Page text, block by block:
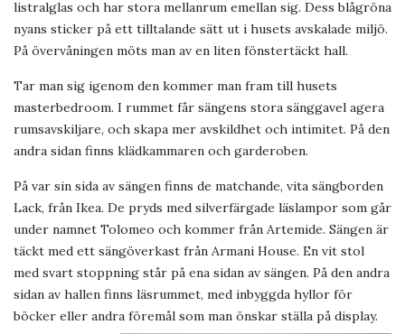
listralglas och har stora mellanrum emellan sig. Dess blågröna
nyans sticker på ett tilltalande sätt ut i husets avskalade miljö.
På övervåningen möts man av en liten fönstertäckt hall.
Tar man sig igenom den kommer man fram till husets
masterbedroom. I rummet får sängens stora sänggavel agera
rumsavskiljare, och skapa mer avskildhet och intimitet. På den
andra sidan finns klädkammaren och garderoben.
På var sin sida av sängen finns de matchande, vita sängborden
Lack, från Ikea. De pryds med silverfärgade läslampor som går
under namnet Tolomeo och kommer från Artemide. Sängen är
täckt med ett sängöverkast från Armani House. En vit stol
med svart stoppning står på ena sidan av sängen. På den andra
sidan av hallen finns läsrummet, med inbyggda hyllor för
böcker eller andra föremål som man önskar ställa på display.